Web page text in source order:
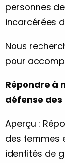
personnes
incarcérées
Nous
pour
Répondre à
défense des
Aperçu :
des femmes
identités de